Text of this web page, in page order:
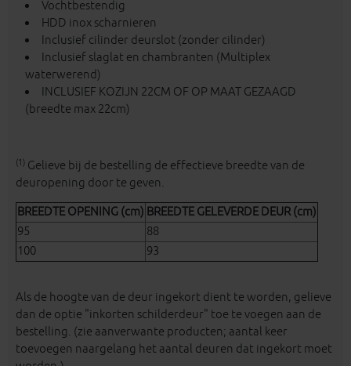
Vochtbestendig
HDD inox scharnieren
Inclusief cilinder deurslot (zonder cilinder)
Inclusief slaglat en chambranten (Multiplex
waterwerend)
INCLUSIEF KOZIJN 22CM OF OP MAAT GEZAAGD
(breedte max 22cm)
(1) Gelieve bij de bestelling de effectieve breedte van de
deuropening door te geven.
BREEDTE OPENING (cm) BREEDTE GELEVERDE DEUR (cm)
95
88
100
93
Als de hoogte van de deur ingekort dient te worden, gelieve
dan de optie "inkorten schilderdeur" toe te voegen aan de
bestelling. (zie aanverwante producten; aantal keer
toevoegen naargelang het aantal deuren dat ingekort moet